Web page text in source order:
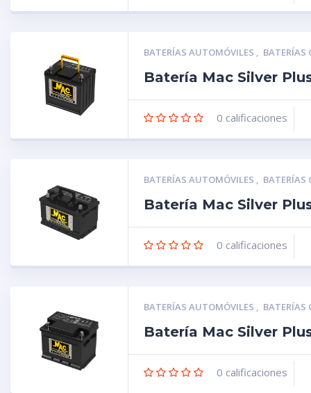
BATERÍAS AUTOMÓVILES , BATERÍAS
Batería Mac Silver
0 calificaciones
BATERÍAS AUTOMÓVILES , BATERÍAS
Batería Mac Silver
0 calificaciones
BATERÍAS AUTOMÓVILES , BATERÍAS
Batería Mac Silver
0 calificaciones